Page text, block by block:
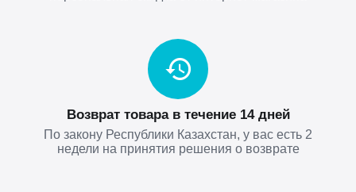
Возврат товара в течение 14 дней
По закону Республики Казахстан, у вас есть 2
недели на принятия решения о возврате